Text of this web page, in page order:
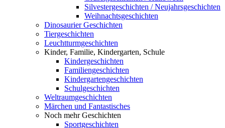
Silvestergeschichten / Neujahrsgeschichten
Weihnachtsgeschichten
Dinosaurier Geschichten
Tiergeschichten
Leuchtturmgeschichten
Kinder, Familie, Kindergarten, Schule
Kindergeschichten
Familiengeschichten
Kindergartengeschichten
Schulgeschichten
Weltraumgeschichten
Märchen und Fantastisches
Noch mehr Geschichten
Sportgeschichten